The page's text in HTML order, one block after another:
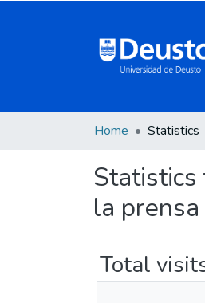
Home Statistics
Statistics
la prensa
Total